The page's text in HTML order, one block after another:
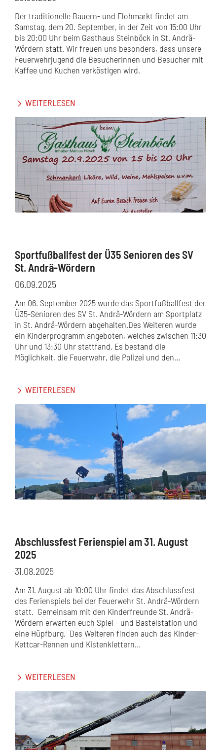
Der traditionelle Bauern- und Flohmarkt findet am
Samstag, dem 20. September, in der Zeit von 15:00 Uhr
bis 20:00 Uhr beim Gasthaus Steinböck in St. Andrä-
Wördern statt. Wir freuen uns besonders, dass unsere
Feuerwehrjugend die Besucherinnen und Besucher mit
Kaffee und Kuchen verköstigen wird.
WEITERLESEN
Sportfußballfest der Ü35 Senioren des SV
St. Andrä-Wördern
06.09.2025
Am 06. September 2025 wurde das Sportfußballfest der
Ü35-Senioren des SV St. Andrä-Wördern am Sportplatz
in St. Andrä-Wördern abgehalten.Des Weiteren wurde
ein Kinderprogramm angeboten, welches zwischen 11:30
Uhr und 13:30 Uhr stattfand. Es bestand die
Möglichkeit, die Feuerwehr, die Polizei und den…
WEITERLESEN
Abschlussfest Ferienspiel am 31. August
2025
31.08.2025
Am 31. August ab 10:00 Uhr findet das Abschlussfest
des Ferienspiels bei der Feuerwehr St. Andrä-Wördern
statt. Gemeinsam mit den Kinderfreunde St. Andrä-
Wördern erwarten euch Spiel - und Bastelstation und
eine Hüpfburg. Des Weiteren finden auch das Kinder-
Kettcar-Rennen und Kistenklettern…
WEITERLESEN